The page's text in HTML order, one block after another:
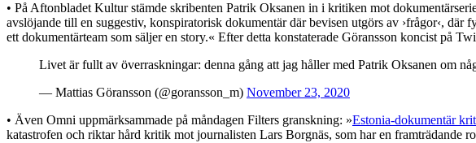
• På Aftonbladet Kultur stämde skribenten Patrik Oksanen in i kritiken mot
avslöjande till en suggestiv, konspiratorisk dokumentär där bevisen utgörs av ›frågor‹,
ett dokumentärteam som säljer en story.« Efter detta konstaterade Göransson koncist på
Livet är fullt av överraskningar: denna gång att jag håller med Patrik Oksanen om
— Mattias Göransson (@goransson_m) November 23, 2020
• Även Omni uppmärksammade på måndagen Filters granskning: »Estonia-dokumentär
katastrofen och riktar hård kritik mot journalisten Lars Borgnäs, som har en framträdande